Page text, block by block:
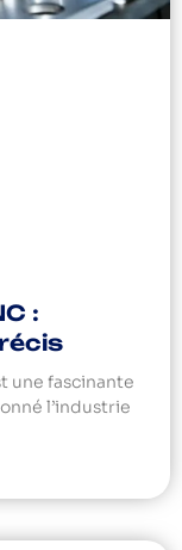
:
une fascinante
l’industrie